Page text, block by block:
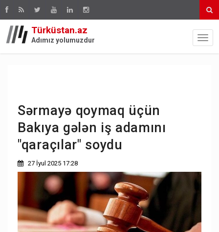
Türküstan.az
Adımız yolumuzdur
Sərmayə qoymaq üçün
Bakıya gələn iş adamını
"qaraçılar" soydu
27 İyul 2025 17:28